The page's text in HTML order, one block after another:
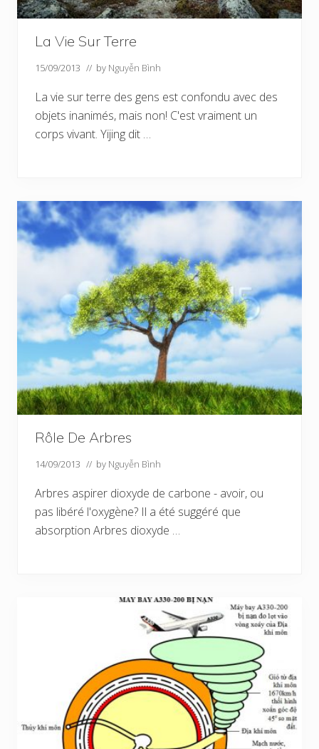
La Vie Sur Terre
15/09/2013 // by Nguyễn Bình
La vie sur terre des gens est confondu avec des
objets inanimés, mais non! C'est vraiment un
corps vivant. Yijing dit …
Rôle De Arbres
14/09/2013 // by Nguyễn Bình
Arbres aspirer dioxyde de carbone - avoir, ou
pas libéré l'oxygène? Il a été suggéré que
absorption Arbres dioxyde …